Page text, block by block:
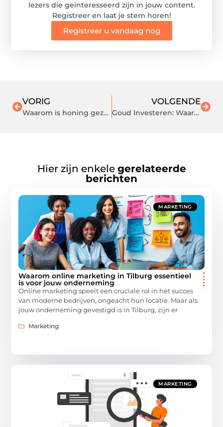
lezers die geïnteresseerd zijn in jouw content.
Registreer en laat je stem horen!
Registreer u vandaag nog
VORIG
Waarom is honing gezond?
VOLGENDE
Goud Investeren: Waarom nu het juiste moment kan zijn
Hier zijn enkele gerelateerde
berichten
MARKETING
Waarom online marketing in Tilburg essentieel
is voor jouw onderneming
Online marketing speelt een cruciale rol in het succes
van moderne bedrijven, ongeacht hun locatie. Maar als
jouw onderneming gevestigd is in Tilburg, zijn er
Marketing
MARKETING